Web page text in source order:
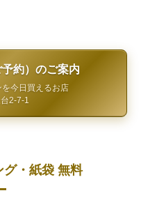
約）のご案内
今日買えるお店
2-7-1
グ・紙袋 無料